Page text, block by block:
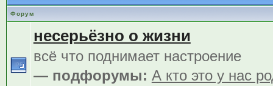
Форум
несерьёзно о жизни
всё что поднимает настроение
— подфорумы: А кто это у нас